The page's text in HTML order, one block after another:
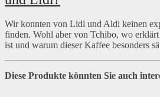
Wir konnten von Lidl und Aldi keinen
finden. Wohl aber von Tchibo, wo
ist und warum dieser Kaffee besonders
Diese Produkte könnten Sie auch